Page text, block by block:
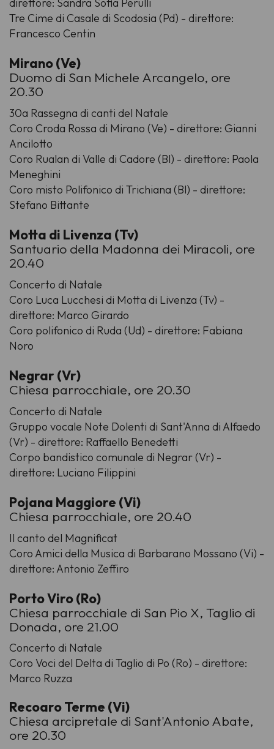
direttore: Sandra Sofia Perulli
Tre Cime di Casale di Scodosia (Pd) - direttore:
Francesco Centin
Mirano (Ve)
Duomo di San Michele Arcangelo, ore
20.30
30a Rassegna di canti del Natale
Coro Croda Rossa di Mirano (Ve) - direttore: Gianni
Ancilotto
Coro Rualan di Valle di Cadore (Bl) - direttore: Paola
Meneghini
Coro misto Polifonico di Trichiana (Bl) - direttore:
Stefano Bittante
Motta di Livenza (Tv)
Santuario della Madonna dei Miracoli, ore
20.40
Concerto di Natale
Coro Luca Lucchesi di Motta di Livenza (Tv) -
direttore: Marco Girardo
Coro polifonico di Ruda (Ud) - direttore: Fabiana
Noro
Negrar (Vr)
Chiesa parrocchiale, ore 20.30
Concerto di Natale
Gruppo vocale Note Dolenti di Sant'Anna di Alfaedo
(Vr) - direttore: Raffaello Benedetti
Corpo bandistico comunale di Negrar (Vr) -
direttore: Luciano Filippini
Pojana Maggiore (Vi)
Chiesa parrocchiale, ore 20.40
Il canto del Magnificat
Coro Amici della Musica di Barbarano Mossano (Vi) -
direttore: Antonio Zeffiro
Porto Viro (Ro)
Chiesa parrocchiale di San Pio X, Taglio di
Donada, ore 21.00
Concerto di Natale
Coro Voci del Delta di Taglio di Po (Ro) - direttore:
Marco Ruzza
Recoaro Terme (Vi)
Chiesa arcipretale di Sant'Antonio Abate,
ore 20.30